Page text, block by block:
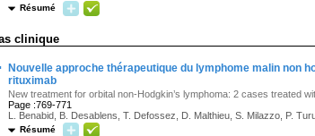
Résumé
clinique
Nouvelle approche thérapeutique du lymphome malin non
rituximab
New treatment for orbital non-Hodgkin’s lymphoma: 2 cases treated
Page :769-771
L. Benabid, B. Desablens, T. Defossez, D. Malthieu, S. Milazzo, P.
Résumé